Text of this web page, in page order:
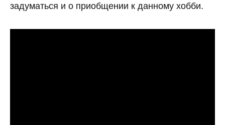
задуматься и о приобщении к данному хобби.